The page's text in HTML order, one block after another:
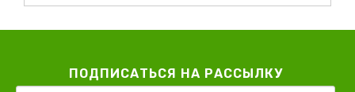
ПОДПИСАТЬСЯ НА РАССЫЛКУ